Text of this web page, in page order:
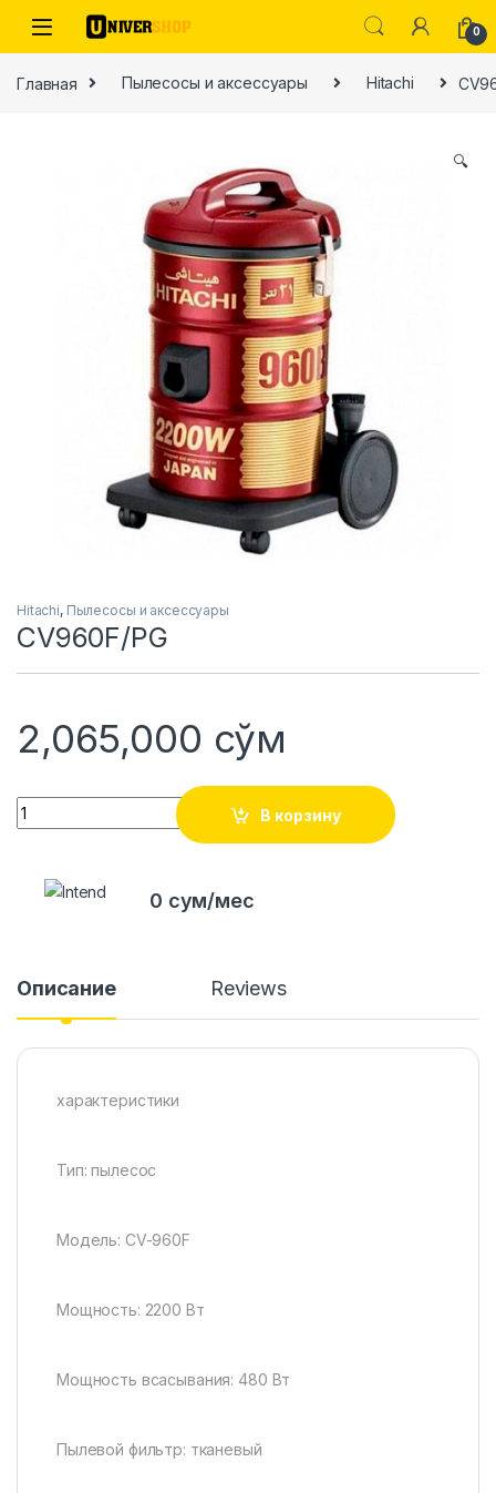
Skip to navigation
Skip to content
0
Главная Пылесосы и аксессуары Hitachi
🔍
Hitachi, Пылесосы и аксессуары
CV960F/PG
2,065,000 сўм
Quantity
В корзину
0 сум/мес
Описание Reviews
характеристики
Тип: пылесос
Модель: CV-960F
Мощность: 2200 Вт
Мощность всасывания: 480 Вт
Пылевой фильтр: тканевый